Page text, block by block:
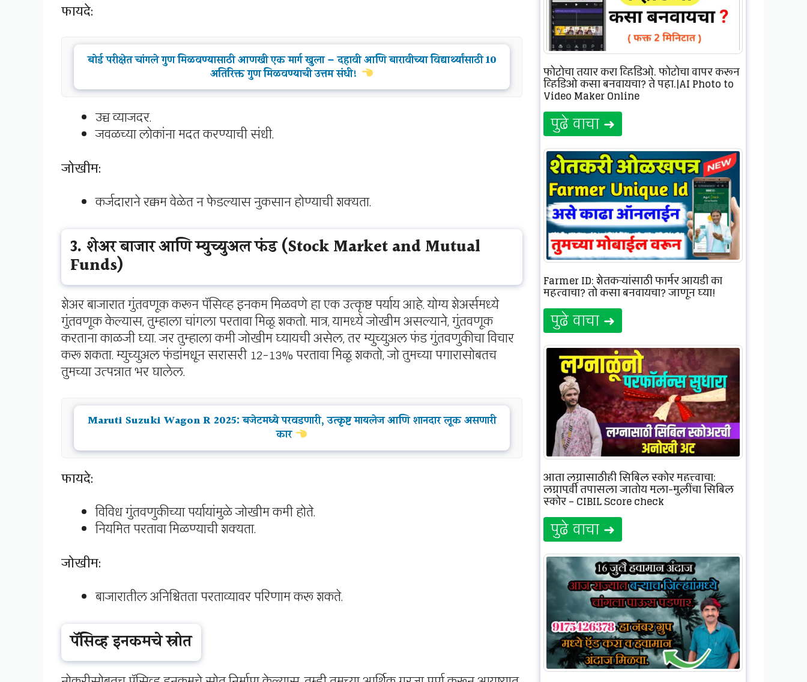
फायदे:
बोर्ड परीक्षेत चांगले गुण मिळवण्यासाठी आणखी एक मार्ग खुला – दहावी आणि बारावीच्या विद्यार्थ्यांसाठी 10
अतिरिक्त गुण मिळवण्याची उत्तम संधी!
उच्च व्याजदर.
जवळच्या लोकांना मदत करण्याची संधी.
जोखीम:
कर्जदाराने रक्कम वेळेत न फेडल्यास नुकसान होण्याची शक्यता.
3. शेअर बाजार आणि म्युच्युअल फंड (Stock Market and Mutual
Funds)
शेअर बाजारात गुंतवणूक करून पॅसिव्ह इनकम मिळवणे हा एक उत्कृष्ट पर्याय आहे. योग्य शेअर्समध्ये
गुंतवणूक केल्यास, तुम्हाला चांगला परतावा मिळू शकतो. मात्र, यामध्ये जोखीम असल्याने, गुंतवणूक
करताना काळजी घ्या. जर तुम्हाला कमी जोखीम घ्यायची असेल, तर म्युच्युअल फंड गुंतवणुकीचा विचार
करू शकता. म्युच्युअल फंडांमधून सरासरी 12-13% परतावा मिळू शकतो, जो तुमच्या पगारासोबतच
तुमच्या उत्पन्नात भर घालेल.
Maruti Suzuki Wagon R 2025: बजेटमध्ये परवडणारी, उत्कृष्ट मायलेज आणि शानदार लूक असणारी
कार
फायदे:
विविध गुंतवणुकीच्या पर्यायांमुळे जोखीम कमी होते.
नियमित परतावा मिळण्याची शक्यता.
जोखीम:
बाजारातील अनिश्चितता परताव्यावर परिणाम करू शकते.
पॅसिव्ह इनकमचे स्रोत
फोटोचा तयार करा व्हिडिओ, फोटोचा वापर करून
व्हिडिओ कसा बनवायचा? ते पहा.|AI Photo to
Video Maker Online
पुढे वाचा ➜
Farmer ID: शेतकऱ्यांसाठी फार्मर आयडी का
महत्वाचा? तो कसा बनवायचा? जाणून घ्या!
पुढे वाचा ➜
आता लग्नासाठीही सिबिल स्कोर महत्त्वाचा;
लग्नापूर्वी तपासला जातोय मुला-मुलींचा सिबिल
स्कोर – CIBIL Score check
पुढे वाचा ➜